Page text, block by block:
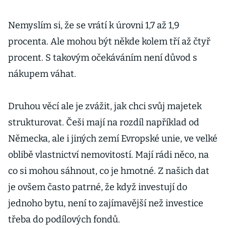
Nemyslím si, že se vrátí k úrovni 1,7 až 1,9
procenta. Ale mohou být někde kolem tří až čtyř
procent. S takovým očekáváním není důvod s
nákupem váhat.
Druhou věcí ale je zvážit, jak chci svůj majetek
strukturovat. Češi mají na rozdíl například od
Německa, ale i jiných zemí Evropské unie, ve velké
oblibě vlastnictví nemovitostí. Mají rádi něco, na
co si mohou sáhnout, co je hmotné. Z našich dat
je ovšem často patrné, že když investují do
jednoho bytu, není to zajímavější než investice
třeba do podílových fondů.